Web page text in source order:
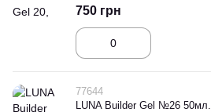
750 грн
77644
LUNA Builder Gel №26 50мл.